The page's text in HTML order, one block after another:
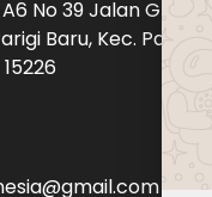
No 39 Jalan Graha
Baru, Kec. Pd.